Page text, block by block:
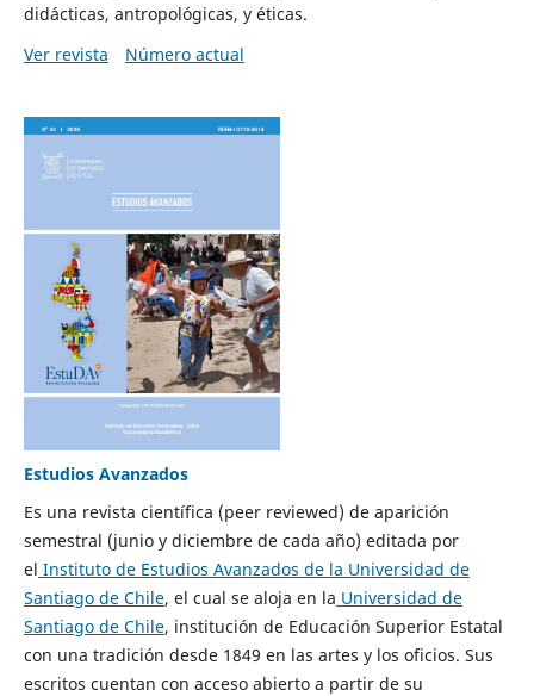
didácticas, antropológicas, y éticas.
Ver revista
Número actual
Estudios Avanzados
Es una revista científica (peer reviewed) de aparición
semestral (junio y diciembre de cada año) editada por
el Instituto de Estudios Avanzados de la Universidad de
Santiago de Chile, el cual se aloja en la Universidad de
Santiago de Chile, institución de Educación Superior Estatal
con una tradición desde 1849 en las artes y los oficios. Sus
escritos cuentan con acceso abierto a partir de su